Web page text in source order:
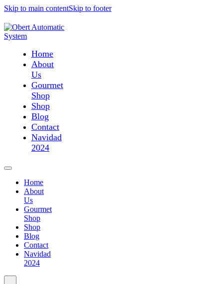
Skip to main contentSkip to footer
Home
About
Us
Gourmet
Shop
Shop
Blog
Contact
Navidad
2024
Home
About
Us
Gourmet
Shop
Shop
Blog
Contact
Navidad
2024